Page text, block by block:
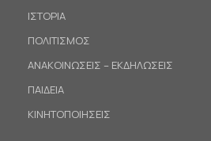
ΙΣΤΟΡΙΑ
ΠΟΛΙΤΙΣΜΟΣ
ΑΝΑΚΟΙΝΩΣΕΙΣ – ΕΚΔΗΛΩΣΕΙΣ
ΠΑΙΔΕΙΑ
ΚΙΝΗΤΟΠΟΙΗΣΕΙΣ